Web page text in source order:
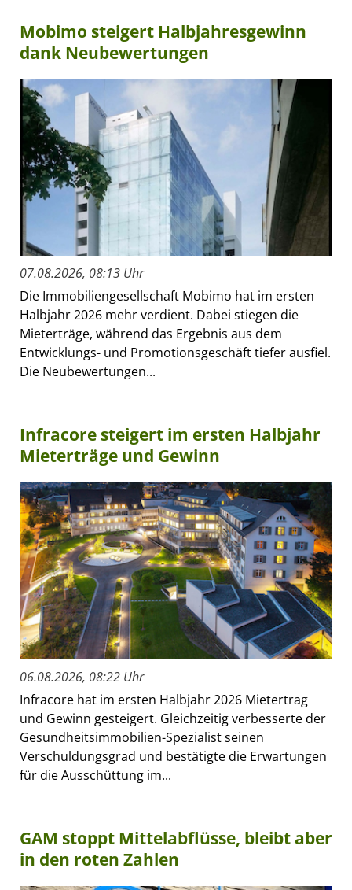
Mobimo steigert Halbjahresgewinn
dank Neubewertungen
07.08.2026, 08:13 Uhr
Die Immobiliengesellschaft Mobimo hat im ersten
Halbjahr 2026 mehr verdient. Dabei stiegen die
Mieterträge, während das Ergebnis aus dem
Entwicklungs- und Promotionsgeschäft tiefer ausfiel.
Die Neubewertungen...
Infracore steigert im ersten Halbjahr
Mieterträge und Gewinn
06.08.2026, 08:22 Uhr
Infracore hat im ersten Halbjahr 2026 Mietertrag
und Gewinn gesteigert. Gleichzeitig verbesserte der
Gesundheitsimmobilien-Spezialist seinen
Verschuldungsgrad und bestätigte die Erwartungen
für die Ausschüttung im...
GAM stoppt Mittelabflüsse, bleibt aber
in den roten Zahlen